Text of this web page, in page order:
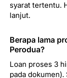
syarat tertentu.
lanjut.
Berapa lama
Perodua?
Loan proses 3
pada